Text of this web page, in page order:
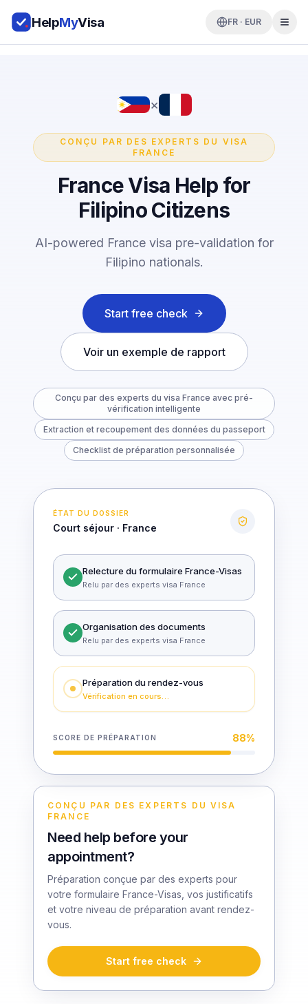
HelpMyVisa FR · EUR
×
CONÇU PAR DES EXPERTS DU VISA
FRANCE
France Visa Help for
Filipino Citizens
AI-powered France visa pre-validation for
Filipino nationals.
Start free check
Voir un exemple de rapport
Conçu par des experts du visa France avec pré-
vérification intelligente
Extraction et recoupement des données du passeport
Checklist de préparation personnalisée
ÉTAT DU DOSSIER
Court séjour · France
Relecture du formulaire France-Visas
Relu par des experts visa France
Organisation des documents
Relu par des experts visa France
Préparation du rendez-vous
Vérification en cours…
SCORE DE PRÉPARATION 88%
CONÇU PAR DES EXPERTS DU VISA
FRANCE
Need help before your
appointment?
Préparation conçue par des experts pour
votre formulaire France-Visas, vos justificatifs
et votre niveau de préparation avant rendez-
vous.
Start free check